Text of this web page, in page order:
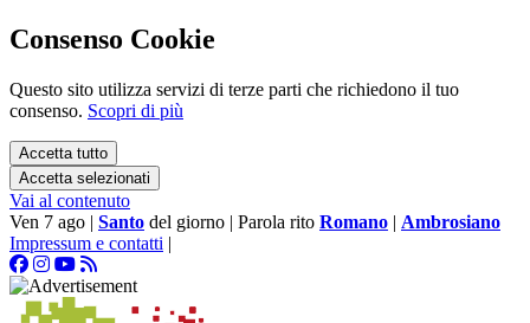
Consenso Cookie
Questo sito utilizza servizi di terze parti che richiedono il tuo
consenso. Scopri di più
Accetta tutto
Accetta selezionati
Vai al contenuto
Ven 7 ago | Santo del giorno | Parola rito Romano | Ambrosiano
Impressum e contatti |